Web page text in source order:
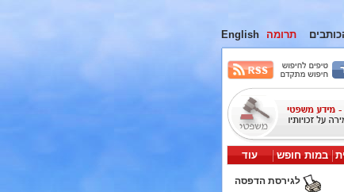
תרומה English
במות חופש עוד
לגירסת הדפסה